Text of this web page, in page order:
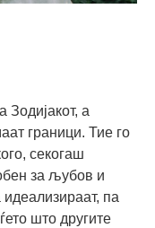
Зодијакот, а
граници. Тие го
секогаш
за љубов и
па
што другите